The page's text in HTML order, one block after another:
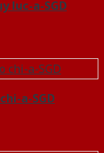
luc-a-SGD
a-SGD